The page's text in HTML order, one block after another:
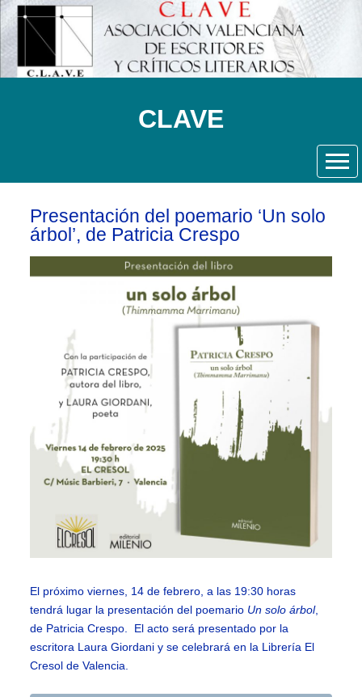
CLAVE
Presentación del poemario ‘Un solo
árbol’, de Patricia Crespo
El próximo viernes, 14 de febrero, a las 19:30 horas
tendrá lugar la presentación del poemario Un solo árbol,
de Patricia Crespo. El acto será presentado por la
escritora Laura Giordani y se celebrará en la Librería El
Cresol de Valencia.